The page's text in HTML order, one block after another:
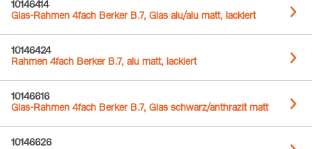
10146414
Glas-Rahmen 4fach Berker B.7, Glas alu/alu matt, lackiert
10146424
Rahmen 4fach Berker B.7, alu matt, lackiert
10146616
Glas-Rahmen 4fach Berker B.7, Glas schwarz/anthrazit matt
10146626